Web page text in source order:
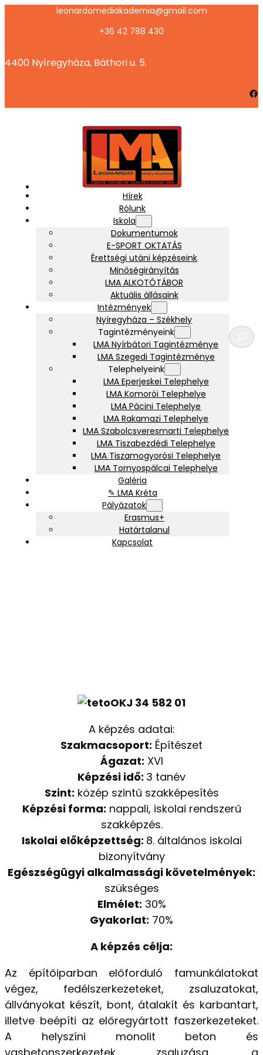
leonardomediakademia@gmail.com
+36 42 788 430
4400 Nyíregyháza, Báthori u. 5.
Facebook
Hírek
Rólunk
Iskola
Dokumentumok
E-SPORT OKTATÁS
Érettségi utáni képzéseink
Minőségirányítás
LMA ALKOTÓTÁBOR
Aktuális állásaink
Intézmények
Nyíregyháza – Székhely
Tagintézményeink
LMA Nyírbátori Tagintézménye
LMA Szegedi Tagintézménye
Telephelyeink
LMA Eperjeskei Telephelye
LMA Komorói Telephelye
LMA Pácini Telephelye
LMA Rakamazi Telephelye
LMA Szabolcsveresmarti Telephelye
LMA Tiszabezdédi Telephelye
LMA Tiszamogyorósi Telephelye
LMA Tornyospálcai Telephelye
Galéria
✎ LMA Kréta
Pályázatok
Erasmus+
Határtalanul
Kapcsolat
K
e
OKJ 34 582 01
A képzés adatai:
Szakmacsoport: Építészet
Ágazat: XVI
Képzési idő: 3 tanév
Szint: közép szintű szakképesítés
Képzési forma: nappali, iskolai rendszerű
szakképzés.
Iskolai előképzettség: 8. általános iskolai
bizonyítvány
Egészségügyi alkalmassági követelmények:
szükséges
Elmélet: 30%
Gyakorlat: 70%
A képzés célja:
Az építőiparban előforduló famunkálatokat
végez, fedélszerkezeteket, zsaluzatokat,
állványokat készít, bont, átalakít és karbantart,
illetve beépíti az előregyártott faszerkezeteket.
A helyszíni monolit beton és